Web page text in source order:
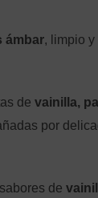
ámbar, limpio
devainilla,
por
de